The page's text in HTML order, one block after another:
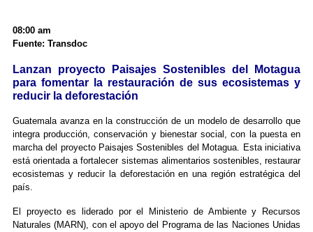
08:00 am
Fuente: Transdoc
Lanzan proyecto Paisajes Sostenibles del Motagua
para fomentar la restauración de sus ecosistemas y
reducir la deforestación
Guatemala avanza en la construcción de un modelo de desarrollo que
integra producción, conservación y bienestar social, con la puesta en
marcha del proyecto Paisajes Sostenibles del Motagua. Esta iniciativa
está orientada a fortalecer sistemas alimentarios sostenibles, restaurar
ecosistemas y reducir la deforestación en una región estratégica del
país.
El proyecto es liderado por el Ministerio de Ambiente y Recursos
Naturales (MARN), con el apoyo del Programa de las Naciones Unidas